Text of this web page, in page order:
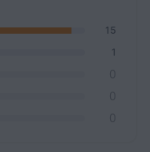
15
1
0
0
0